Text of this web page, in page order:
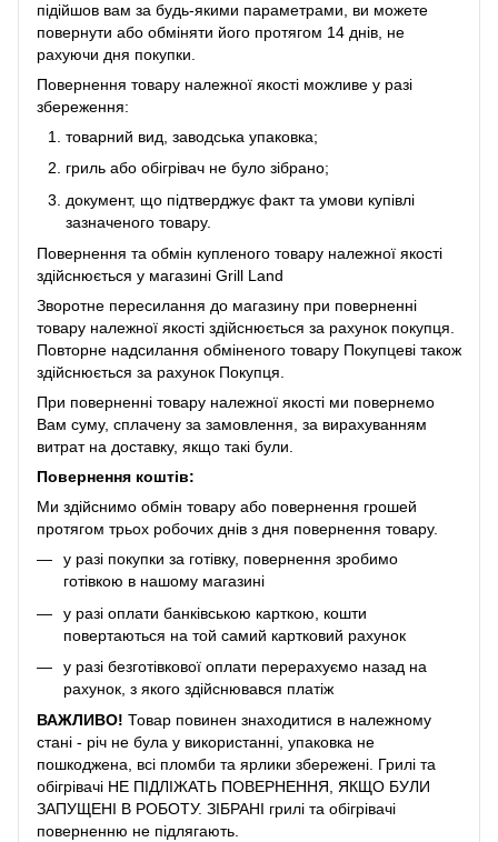
підійшов вам за будь-якими параметрами, ви можете
повернути або обміняти його протягом 14 днів, не
рахуючи дня покупки.
Повернення товару належної якості можливе у разі
збереження:
товарний вид, заводська упаковка;
гриль або обігрівач не було зібрано;
документ, що підтверджує факт та умови купівлі
зазначеного товару.
Повернення та обмін купленого товару належної якості
здійснюється у магазині Grill Land
Зворотне пересилання до магазину при поверненні
товару належної якості здійснюється за рахунок покупця.
Повторне надсилання обміненого товару Покупцеві також
здійснюється за рахунок Покупця.
При поверненні товару належної якості ми повернемо
Вам суму, сплачену за замовлення, за вирахуванням
витрат на доставку, якщо такі були.
Повернення коштів:
Ми здійснимо обмін товару або повернення грошей
протягом трьох робочих днів з дня повернення товару.
у разі покупки за готівку, повернення зробимо
готівкою в нашому магазині
у разі оплати банківською карткою, кошти
повертаються на той самий картковий рахунок
у разі безготівкової оплати перерахуємо назад на
рахунок, з якого здійснювався платіж
ВАЖЛИВО! Товар повинен знаходитися в належному
стані - річ не була у використанні, упаковка не
пошкоджена, всі пломби та ярлики збережені. Грилі та
обігрівачі НЕ ПІДЛІЖАТЬ ПОВЕРНЕННЯ, ЯКЩО БУЛИ
ЗАПУЩЕНІ В РОБОТУ. ЗІБРАНІ грилі та обігрівачі
поверненню не підлягають.